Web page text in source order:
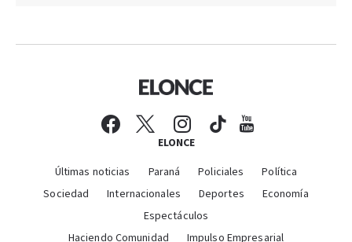
ELONCE
Últimas noticias Paraná Policiales
Política
Sociedad
Internacionales Deportes
Economía
Espectáculos
Haciendo Comunidad
Impulso Empresarial